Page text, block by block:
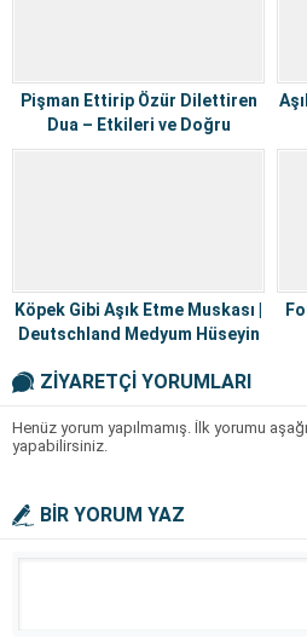
Pişman Ettirip Özür Dilettiren
Dua – Etkileri ve Doğru
Yaklaşım
Köpek Gibi Aşık Etme Muskası |
Deutschland Medyum Hüseyin
ZİYARETÇİ YORUMLARI
Henüz yorum yapılmamış. İlk yorumu
yapabilirsiniz.
BİR YORUM YAZ